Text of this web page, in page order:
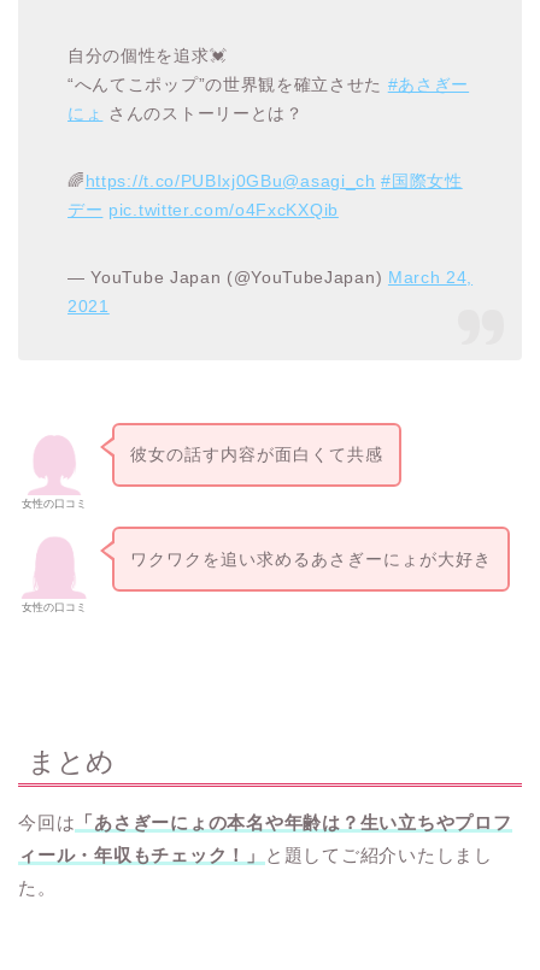
自分の個性を追求💓
“へんてこポップ”の世界観を確立させた #あさぎー
にょ
さんのストーリーとは？
🌈 https://t.co/PUBIxj0GBu@asagi_ch #国際女性
デー pic.twitter.com/o4FxcKXQib
— YouTube Japan (@YouTubeJapan) March 24,
2021
女性の口コミ
彼女の話す内容が面白くて共感
女性の口コミ
ワクワクを追い求めるあさぎーにょが大好き
まとめ
今回は 「あさぎーにょの本名や年齢は？生い立ちやプロフ
ィール・年収もチェック！」
と題してご紹介いたしまし
た。